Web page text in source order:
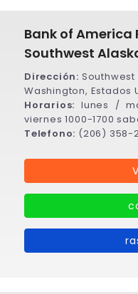
Bank of
Southwest
Dirección: Southwest
Washington, Estados
Horarios: lunes /
viernes 1000-1700
Telefono: (206) 358-